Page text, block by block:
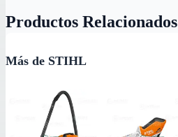
Productos Relacionados
Más de STIHL